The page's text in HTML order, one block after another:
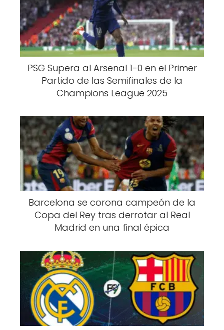
PSG Supera al Arsenal 1-0 en el Primer
Partido de las Semifinales de la
Champions League 2025
Barcelona se corona campeón de la
Copa del Rey tras derrotar al Real
Madrid en una final épica